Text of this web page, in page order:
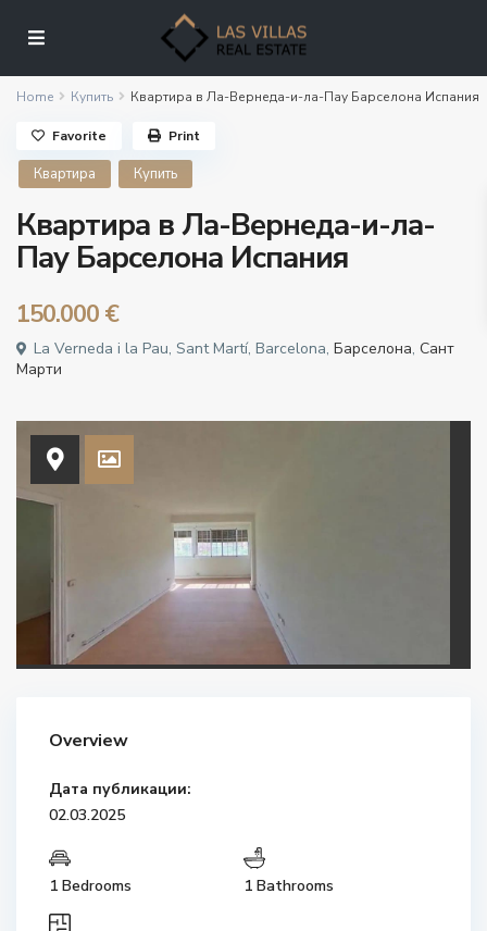
Home Купить Квартира в Ла-Вернеда-и-ла-Пау Барселона Испания
Квартира Купить
Квартира в Ла-Вернеда-и-ла-
Пау Барселона Испания
150.000 €
La Verneda i la Pau, Sant Martí, Barcelona,Барселона, Сант
Марти
Favorite Print
Overview
Дата публикации:
02.03.2025
1 Bedrooms 1 Bathrooms